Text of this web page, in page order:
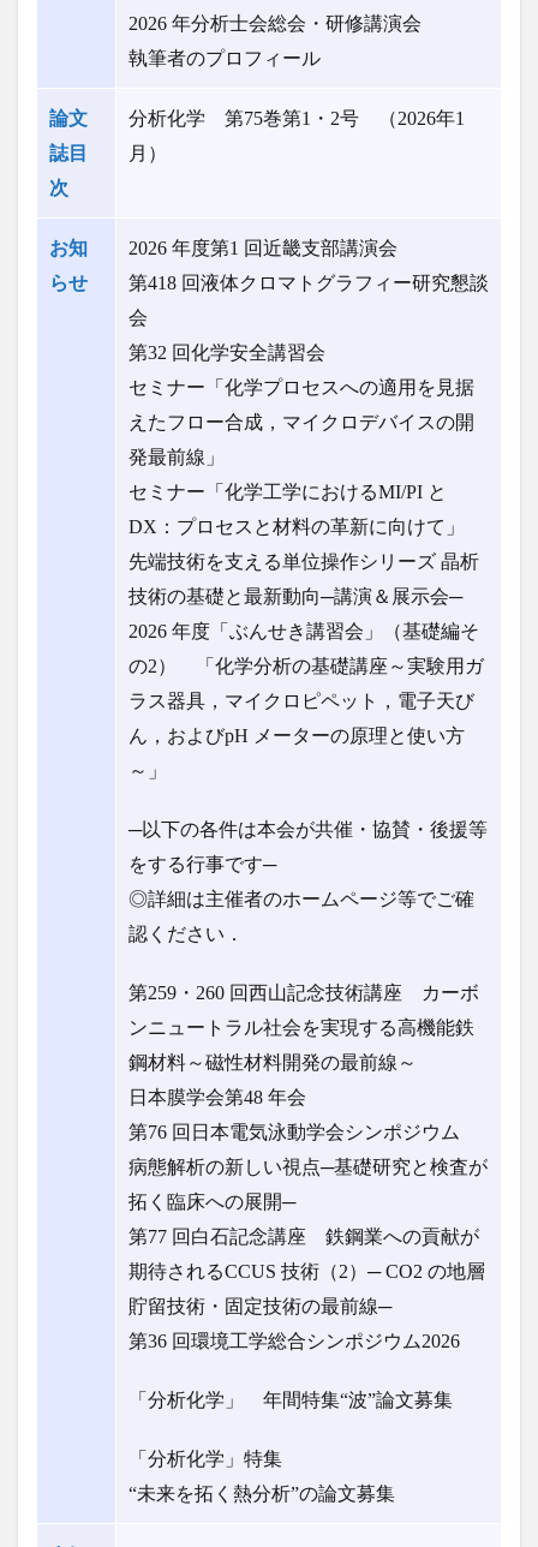
2026 年分析士会総会・研修講演会
執筆者のプロフィール
論文
誌目
次
分析化学 第75巻第1・2号 （2026年1
月）
お知
らせ
2026 年度第1 回近畿支部講演会
第418 回液体クロマトグラフィー研究懇談
会
第32 回化学安全講習会
セミナー「化学プロセスへの適用を見据
えたフロー合成，マイクロデバイスの開
発最前線」
セミナー「化学工学におけるMI/PI と
DX：プロセスと材料の革新に向けて」
先端技術を支える単位操作シリーズ 晶析
技術の基礎と最新動向─講演＆展示会─
2026 年度「ぶんせき講習会」（基礎編そ
の2） 「化学分析の基礎講座～実験用ガ
ラス器具，マイクロピペット，電子天び
ん，およびpH メーターの原理と使い方
～」
─以下の各件は本会が共催・協賛・後援等
をする行事です─
◎詳細は主催者のホームページ等でご確
認ください．
第259・260 回西山記念技術講座 カーボ
ンニュートラル社会を実現する高機能鉄
鋼材料～磁性材料開発の最前線～
日本膜学会第48 年会
第76 回日本電気泳動学会シンポジウム
病態解析の新しい視点─基礎研究と検査が
拓く臨床への展開─
第77 回白石記念講座 鉄鋼業への貢献が
期待されるCCUS 技術（2）─ CO2 の地層
貯留技術・固定技術の最前線─
第36 回環境工学総合シンポジウム2026
「分析化学」 年間特集“波”論文募集
「分析化学」特集
“未来を拓く熱分析”の論文募集